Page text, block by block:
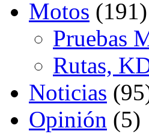
Motos (191)
Pruebas
Rutas,
Noticias
Opinión (5)